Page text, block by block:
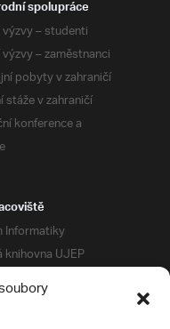
spolupráce
– studenti
– zaměstnanci
pobyty v zahraničí
stáže v zahraničí
konference a
Informatiky
knihovna UJEP
a menz
centrum podpory